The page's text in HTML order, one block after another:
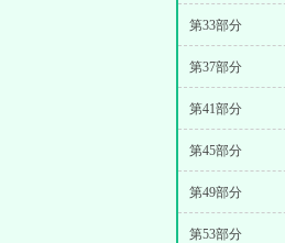
第33部分
第37部分
第41部分
第45部分
第49部分
第53部分